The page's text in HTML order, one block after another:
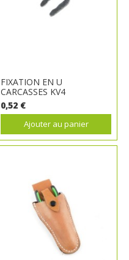
FIXATION EN U
CARCASSES KV4
0,52 €
Ajouter au panier